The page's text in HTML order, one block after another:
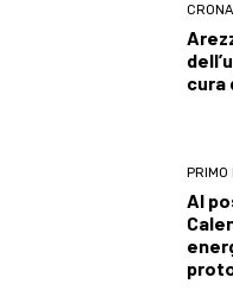
cura
PRIMO
Al